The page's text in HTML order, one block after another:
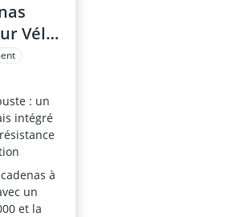
Vélo
: un
intégré
à
un
et la